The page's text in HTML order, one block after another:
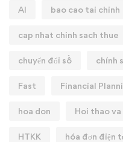
AI bao cao tai chinh
cap nhat chinh sach thue
chuyển đổi số chính
Fast Financial
hoa don Hoi thao
HTKK hóa đơn điện